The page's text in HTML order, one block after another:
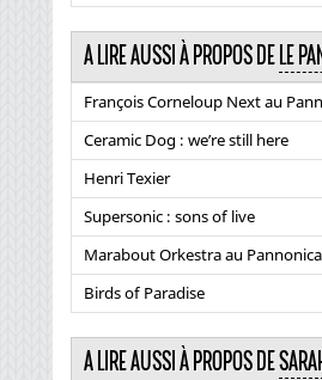
A LIRE AUSSI À PROPOS DE LE
François Corneloup Next au
Ceramic Dog : we’re still here
Henri Texier
Supersonic : sons of live
Marabout Orkestra au Pannonica
Birds of Paradise
A LIRE AUSSI À PROPOS DE